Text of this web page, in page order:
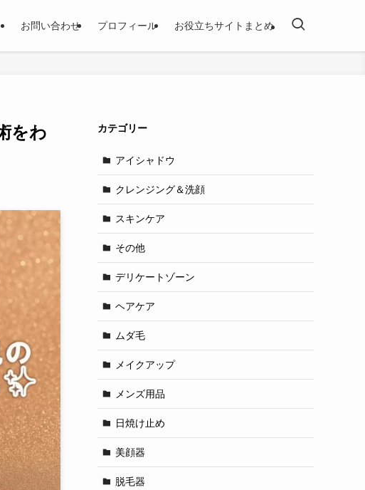
お問い合わせ プロフィール お役立ちサイトまとめ
をわ
カテゴリー
アイシャドウ
クレンジング＆洗顔
スキンケア
その他
デリケートゾーン
ヘアケア
ムダ毛
メイクアップ
メンズ用品
日焼け止め
美顔器
脱毛器